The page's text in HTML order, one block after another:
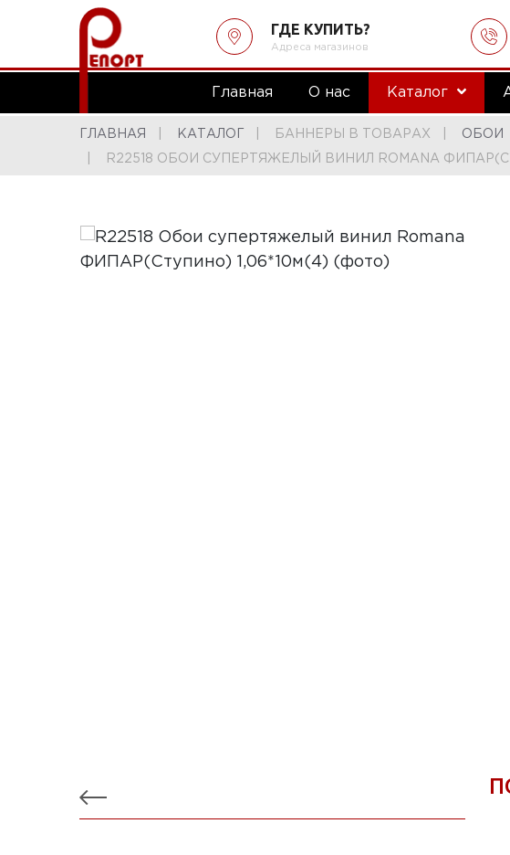
ГДЕ КУПИТЬ?
Адреса магазинов
Главная О нас Каталог
ГЛАВНАЯ КАТАЛОГ БАННЕРЫ В ТОВАРАХ ОБОИ
R22518 ОБОИ СУПЕРТЯЖЕЛЫЙ ВИНИЛ ROMANA